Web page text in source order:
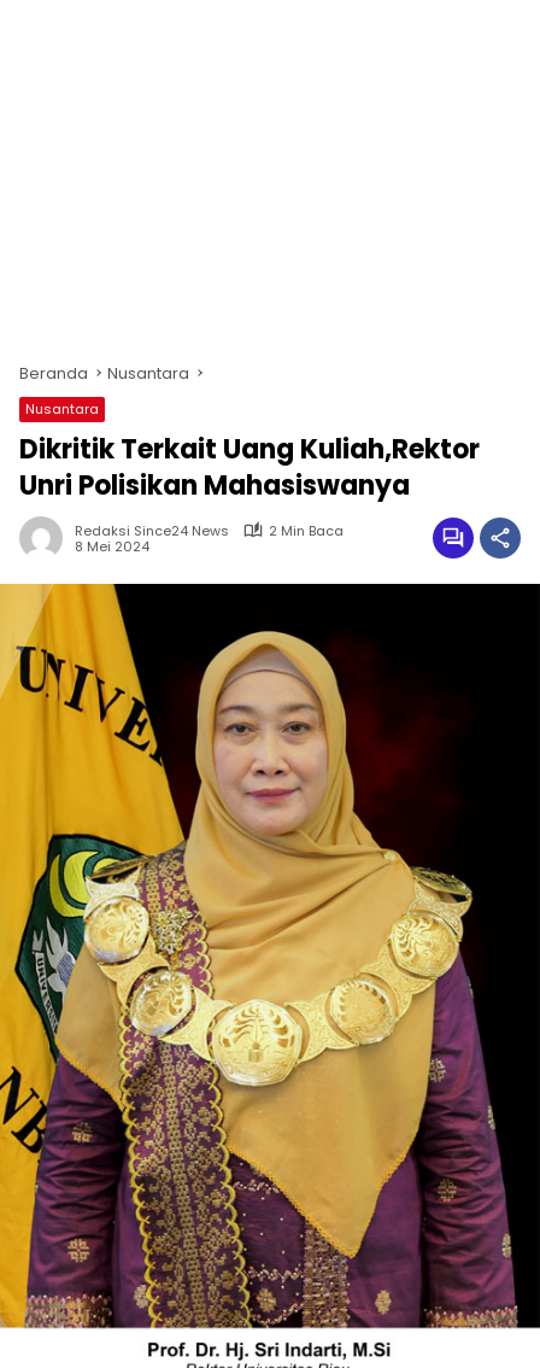
Beranda Nusantara
Nusantara
Dikritik Terkait Uang Kuliah,Rektor
Unri Polisikan Mahasiswanya
Redaksi Since24 News
2 Min Baca
8 Mei 2024